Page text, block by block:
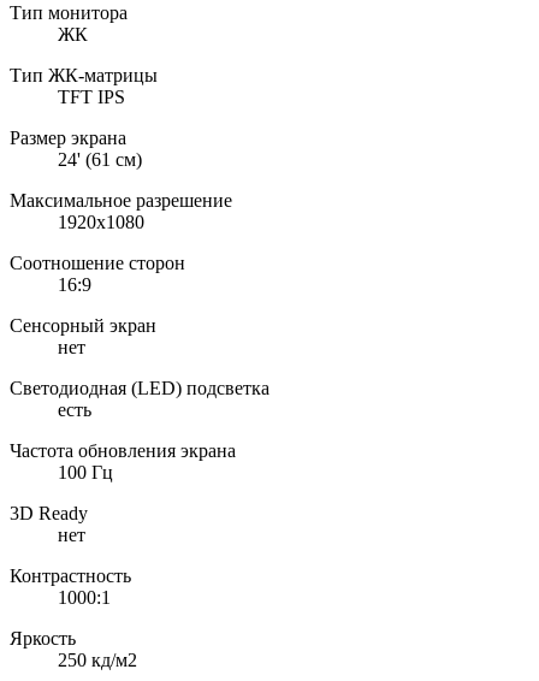
Тип монитора
ЖК
Тип ЖК-матрицы
TFT IPS
Размер экрана
24' (61 см)
Максимальное разрешение
1920x1080
Соотношение сторон
16:9
Сенсорный экран
нет
Светодиодная (LED) подсветка
есть
Частота обновления экрана
100 Гц
3D Ready
нет
Контрастность
1000:1
Яркость
250 кд/м2